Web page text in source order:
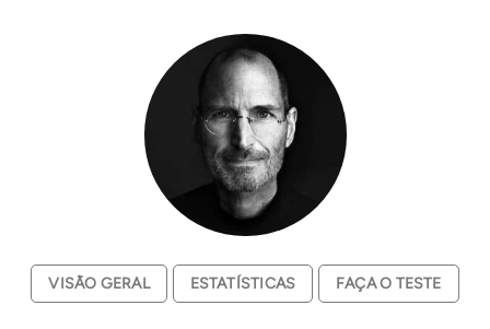
VISÃO GERAL ESTATÍSTICAS FAÇA O TESTE